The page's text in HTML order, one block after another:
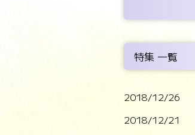
特集 一覧
2018/12/26
2018/12/21